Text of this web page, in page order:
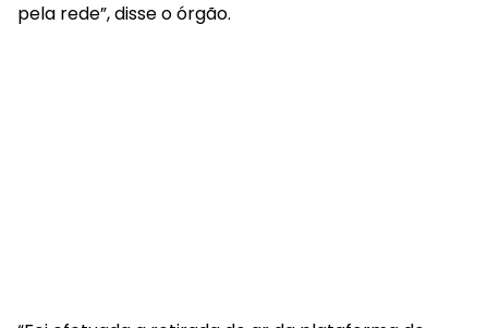
pela rede”, disse o órgão.